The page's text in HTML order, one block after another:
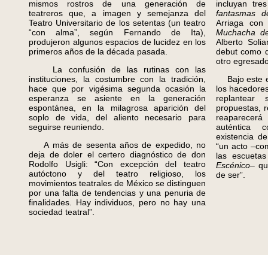
mismos rostros de una generación de
teatreros que, a imagen y semejanza del
Teatro Universitario de los setentas (un teatro
“con alma”, según Fernando de Ita),
produjeron algunos espacios de lucidez en los
primeros años de la década pasada.
La confusión de las rutinas con las
instituciones, la costumbre con la tradición,
hace que por vigésima segunda ocasión la
esperanza se asiente en la generación
espontánea, en la milagrosa aparición del
soplo de vida, del aliento necesario para
seguirse reuniendo.
A más de sesenta años de expedido, no
deja de doler el certero diagnóstico de don
Rodolfo Usigli: “Con excepción del teatro
autóctono y del teatro religioso, los
movimientos teatrales de México se distinguen
por una falta de tendencias y una penuria de
finalidades. Hay individuos, pero no hay una
sociedad teatral”.
incluyan
fantasmas
Arriaga
Muchacha
Alberto
debut como
otro
Bajo este
los
replantear
propuestas,
auténtica
existencia
“un acto
las
Escénico–
de ser”.